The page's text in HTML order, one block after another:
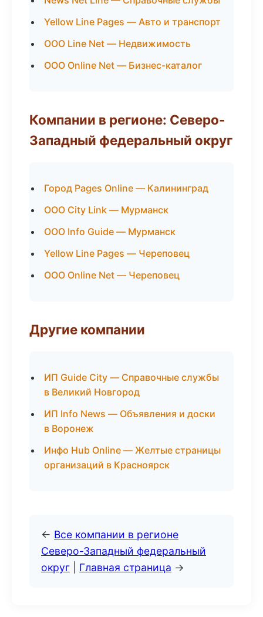
Yellow Line Pages — Авто и транспорт
ООО Line Net — Недвижимость
ООО Online Net — Бизнес-каталог
Компании в регионе: Северо-
Западный федеральный округ
Город Pages Online — Калининград
ООО City Link — Мурманск
ООО Info Guide — Мурманск
Yellow Line Pages — Череповец
ООО Online Net — Череповец
Другие компании
ИП Guide City — Справочные службы
в Великий Новгород
ИП Info News — Объявления и доски
в Воронеж
Инфо Hub Online — Желтые страницы
организаций в Красноярск
← Все компании в регионе
Северо-Западный федеральный
округ
Главная страница →